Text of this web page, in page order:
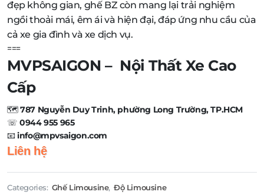
đẹp không gian, ghế BZ còn mang lại trải nghiệm
ngồi thoải mái, êm ái và hiện đại, đáp ứng nhu cầu của
cả xe gia đình và xe dịch vụ.
===
MVPSAIGON – Nội Thất Xe Cao
Cấp
🗺️787 Nguyễn Duy Trinh, phường Long Trường, TP.HCM
☏0944 955 965
📧info@mpvsaigon.com
Liên hệ
Categories: Ghế Limousine, Độ Limousine